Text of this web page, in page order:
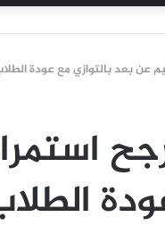
عن بعد بالتوازي مع عودة